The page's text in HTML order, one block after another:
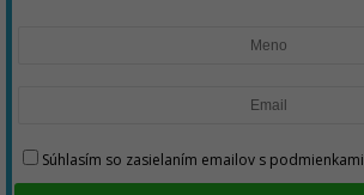
Súhlasím so zasielaním emailov s podmienkami